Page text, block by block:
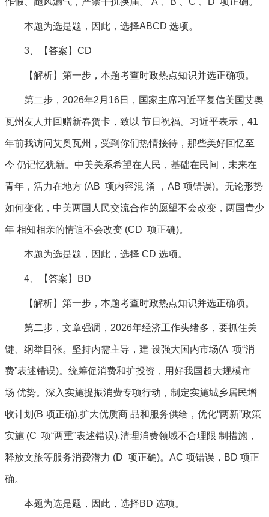
本题为选是题，因此，选择ABCD 选项。
3、【答案】CD
【解析】第一步，本题考查时政热点知识并选正确项。
第二步，2026年2月16日，国家主席习近平复信美国艾奥
瓦州友人并回赠新春贺卡，致以 节日祝福。习近平表示，41
年前我访问艾奥瓦州，受到你们热情接待，那些美好回忆至
今 仍记忆犹新。中美关系希望在人民，基础在民间，未来在
青年，活力在地方 (AB 项内容混 淆 ，AB 项错误)。无论形势
如何变化，中美两国人民交流合作的愿望不会改变，两国青少
年 相知相亲的情谊不会改变 (CD 项正确)。
本题为选是题，因此，选择 CD 选项。
4、【答案】BD
【解析】第一步，本题考查时政热点知识并选正确项。
第二步，文章强调，2026年经济工作头绪多，要抓住关
键、纲举目张。坚持内需主导，建 设强大国内市场(A 项“消
费”表述错误)。统筹促消费和扩投资，用好我国超大规模市
场 优势。深入实施提振消费专项行动，制定实施城乡居民增
收计划(B 项正确),扩大优质商 品和服务供给，优化“两新”政策
实施 (C 项“两重”表述错误),清理消费领域不合理限 制措施，
释放文旅等服务消费潜力 (D 项正确)。AC 项错误，BD 项正
确。
本题为选是题，因此，选择BD 选项。